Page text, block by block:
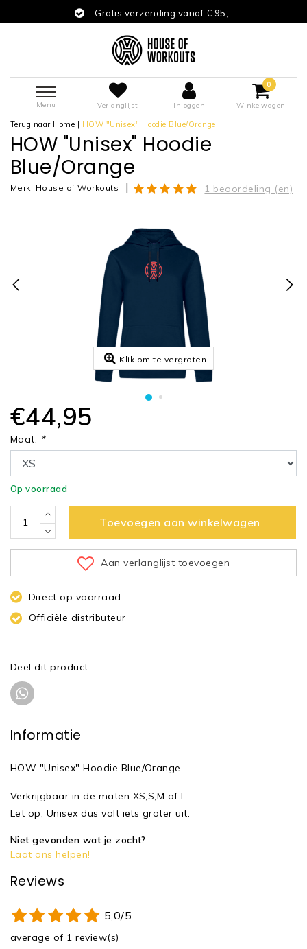
Gratis verzending vanaf € 95,-
Menu Verlanglijst Inloggen
0
Winkelwagen
Terug naar Home | HOW "Unisex" Hoodie Blue/Orange
HOW "Unisex" Hoodie
Blue/Orange
Merk: House of Workouts | 1 beoordeling (en)
Klik om te vergroten
€44,95
Maat: *
Op voorraad
Toevoegen aan winkelwagen
Aan verlanglijst toevoegen
Direct op voorraad
Officiële distributeur
Deel dit product
Informatie
HOW "Unisex" Hoodie Blue/Orange
Verkrijgbaar in de maten XS,S,M of L.
Let op, Unisex dus valt iets groter uit.
Niet gevonden wat je zocht?
Laat ons helpen!
Reviews
5,0/5
average of 1 review(s)